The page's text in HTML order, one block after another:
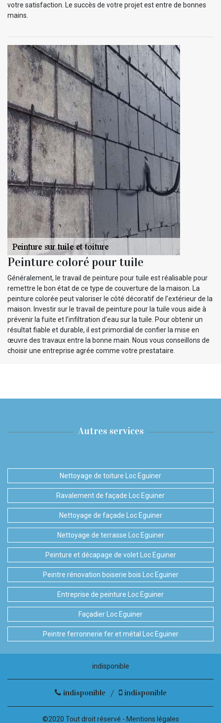
votre satisfaction. Le succès de votre projet est entre de bonnes
mains.
Peinture coloré pour tuile
Généralement, le travail de peinture pour tuile est réalisable pour
remettre le bon état de ce type de couverture de la maison. La
peinture colorée peut valoriser le côté décoratif de l’extérieur de la
maison. Investir sur le travail de peinture pour la tuile vous aide à
prévenir la fuite et l’infiltration d’eau sur la tuile. Pour obtenir un
résultat fiable et durable, il est primordial de confier la mise en
œuvre des travaux entre la bonne main. Nous vous conseillons de
choisir une entreprise agrée comme votre prestataire.
Autres services
Nettoyage de toiture Loc Eguiner
Ravalement de façade Loc Eguiner
Nettoyage de façade Loc Eguiner
Nettoyage de terrasse Loc Eguiner
Peinture et décapage de volet Loc Eguiner
Peintre rénovation boiserie bois Loc Eguiner
Entreprise de peinture Loc Eguiner
Façadier Loc Eguiner
Peintre ferronnerie fer et métal Loc Eguiner
indisponible
indisponible / indisponible
©2020 Tout droit réservé - Mentions légales